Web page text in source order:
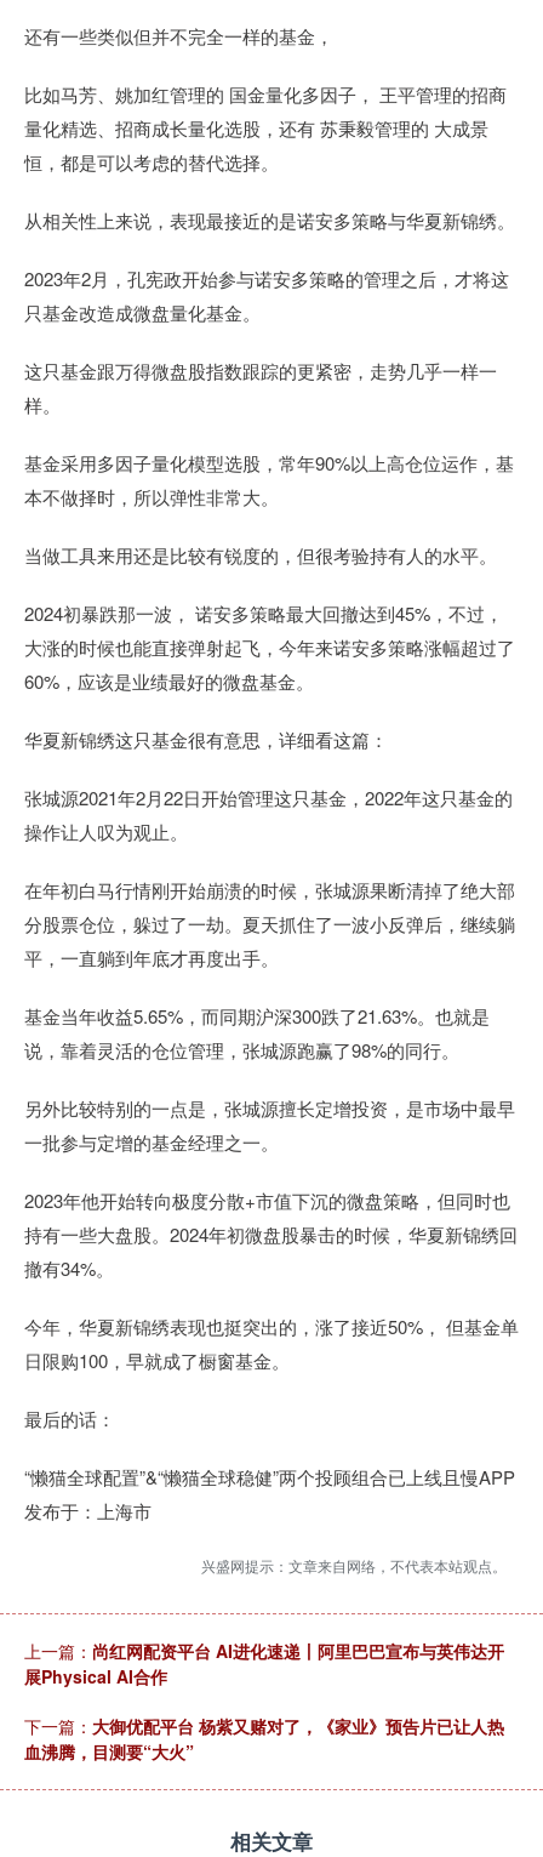
还有一些类似但并不完全一样的基金，
比如马芳、姚加红管理的 国金量化多因子， 王平管理的招商
量化精选、招商成长量化选股，还有 苏秉毅管理的 大成景
恒，都是可以考虑的替代选择。
从相关性上来说，表现最接近的是诺安多策略与华夏新锦绣。
2023年2月，孔宪政开始参与诺安多策略的管理之后，才将这
只基金改造成微盘量化基金。
这只基金跟万得微盘股指数跟踪的更紧密，走势几乎一样一
样。
基金采用多因子量化模型选股，常年90%以上高仓位运作，基
本不做择时，所以弹性非常大。
当做工具来用还是比较有锐度的，但很考验持有人的水平。
2024初暴跌那一波， 诺安多策略最大回撤达到45%，不过，
大涨的时候也能直接弹射起飞，今年来诺安多策略涨幅超过了
60%，应该是业绩最好的微盘基金。
华夏新锦绣这只基金很有意思，详细看这篇：
张城源2021年2月22日开始管理这只基金，2022年这只基金的
操作让人叹为观止。
在年初白马行情刚开始崩溃的时候，张城源果断清掉了绝大部
分股票仓位，躲过了一劫。夏天抓住了一波小反弹后，继续躺
平，一直躺到年底才再度出手。
基金当年收益5.65%，而同期沪深300跌了21.63%。也就是
说，靠着灵活的仓位管理，张城源跑赢了98%的同行。
另外比较特别的一点是，张城源擅长定增投资，是市场中最早
一批参与定增的基金经理之一。
2023年他开始转向极度分散+市值下沉的微盘策略，但同时也
持有一些大盘股。2024年初微盘股暴击的时候，华夏新锦绣回
撤有34%。
今年，华夏新锦绣表现也挺突出的，涨了接近50%， 但基金单
日限购100，早就成了橱窗基金。
最后的话：
“懒猫全球配置”&“懒猫全球稳健”两个投顾组合已上线且慢APP
发布于：上海市
兴盛网提示：文章来自网络，不代表本站观点。
上一篇： 尚红网配资平台 AI进化速递丨阿里巴巴宣布与英伟达开
展Physical AI合作
下一篇： 大御优配平台 杨紫又赌对了，《家业》预告片已让人热
血沸腾，目测要“大火”
相关文章